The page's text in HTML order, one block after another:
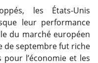
les États-Unis
leur performance
du marché européen
de septembre fut riche
l’économie et les